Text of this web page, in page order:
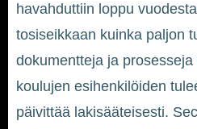
havahduttiin loppu
tosiseikkaan kuinka paljon
dokumentteja ja
koulujen esihenkilöiden
päivittää lakisääteisesti.